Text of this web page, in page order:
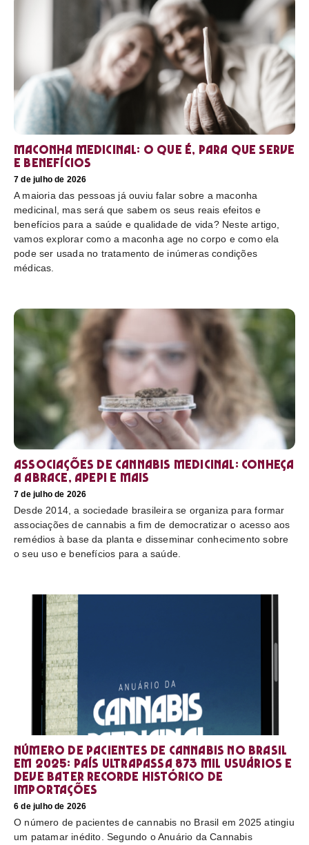
Maconha medicinal: O que é, para que serve
e benefícios
7 de julho de 2026
A maioria das pessoas já ouviu falar sobre a maconha
medicinal, mas será que sabem os seus reais efeitos e
benefícios para a saúde e qualidade de vida? Neste artigo,
vamos explorar como a maconha age no corpo e como ela
pode ser usada no tratamento de inúmeras condições
médicas.
Associações de cannabis medicinal: conheça
a Abrace, Apepi e mais
7 de julho de 2026
Desde 2014, a sociedade brasileira se organiza para formar
associações de cannabis a fim de democratizar o acesso aos
remédios à base da planta e disseminar conhecimento sobre
o seu uso e benefícios para a saúde.
Número de pacientes de cannabis no Brasil
em 2025: país ultrapassa 873 mil usuários e
deve bater recorde histórico de
importações
6 de julho de 2026
O número de pacientes de cannabis no Brasil em 2025 atingiu
um patamar inédito. Segundo o Anuário da Cannabis